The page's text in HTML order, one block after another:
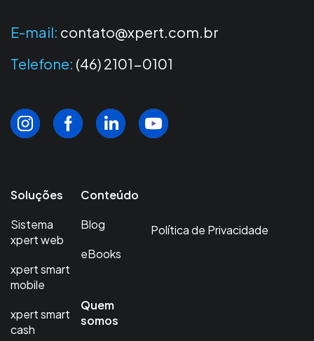
E-mail: contato@xpert.com.br
Telefone: (46) 2101-0101
Soluções
Sistema
xpert web
xpert smart
mobile
xpert smart
cash
Conteúdo
Blog
eBooks
Quem
somos
Política de Privacidade